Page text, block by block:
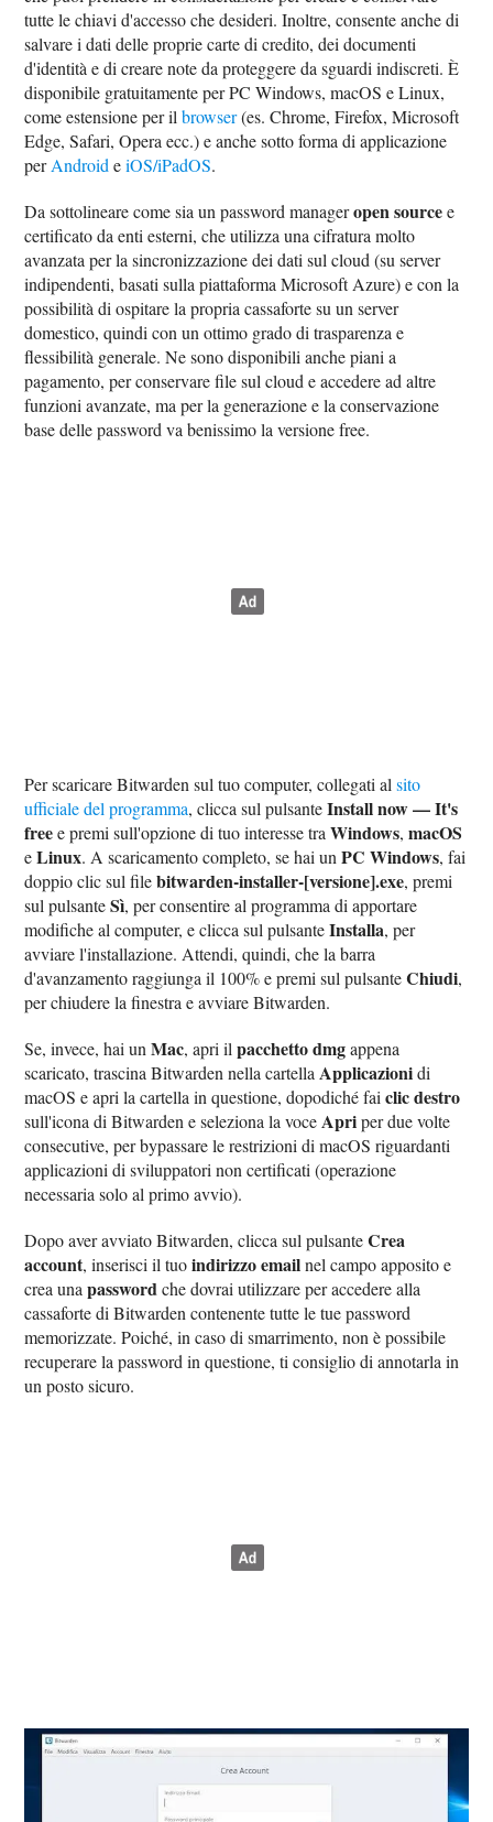
tutte le chiavi d'accesso che desideri. Inoltre, consente anche di
salvare i dati delle proprie carte di credito, dei documenti
d'identità e di creare note da proteggere da sguardi indiscreti. È
disponibile gratuitamente per PC Windows, macOS e Linux,
come estensione per ilbrowser(es. Chrome, Firefox, Microsoft
Edge, Safari, Opera ecc.) e anche sotto forma di applicazione
perAndroid eiOS/iPadOS.
Da sottolineare come sia un password manageropen sourcee
certificato da enti esterni, che utilizza una cifratura molto
avanzata per la sincronizzazione dei dati sul cloud (su server
indipendenti, basati sulla piattaforma Microsoft Azure) e con la
possibilità di ospitare la propria cassaforte su un server
domestico, quindi con un ottimo grado di trasparenza e
flessibilità generale. Ne sono disponibili anche piani a
pagamento, per conservare file sul cloud e accedere ad altre
funzioni avanzate, ma per la generazione e la conservazione
base delle password va benissimo la versione free.
Per scaricare Bitwarden sul tuo computer, collegati alsito
ufficiale del programma, clicca sul pulsanteInstall now — It's
freee premi sull'opzione di tuo interesse traWindows,macOS
eLinux. A scaricamento completo, se hai unPC Windows, fai
doppio clic sul filebitwarden-installer-[versione].exe, premi
sul pulsanteSì, per consentire al programma di apportare
modifiche al computer, e clicca sul pulsanteInstalla, per
avviare l'installazione. Attendi, quindi, che la barra
d'avanzamento raggiunga il 100% e premi sul pulsanteChiudi,
per chiudere la finestra e avviare Bitwarden.
Se, invece, hai unMac, apri ilpacchetto dmgappena
scaricato, trascina Bitwarden nella cartella Applicazionidi
macOS e apri la cartella in questione, dopodiché faiclic destro
sull'icona di Bitwarden e seleziona la voce Apriper due volte
consecutive, per bypassare le restrizioni di macOS riguardanti
applicazioni di sviluppatori non certificati (operazione
necessaria solo al primo avvio).
Dopo aver avviato Bitwarden, clicca sul pulsanteCrea
account, inserisci il tuoindirizzo emailnel campo apposito e
crea unapasswordche dovrai utilizzare per accedere alla
cassaforte di Bitwarden contenente tutte le tue password
memorizzate. Poiché, in caso di smarrimento, non è possibile
recuperare la password in questione, ti consiglio di annotarla in
un posto sicuro.